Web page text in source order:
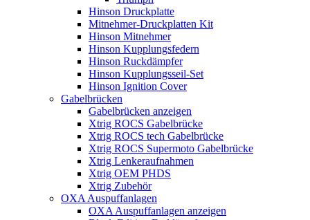
Hinson Druckplatte
Mitnehmer-Druckplatten Kit
Hinson Mitnehmer
Hinson Kupplungsfedern
Hinson Ruckdämpfer
Hinson Kupplungsseil-Set
Hinson Ignition Cover
Gabelbrücken
Gabelbrücken anzeigen
Xtrig ROCS Gabelbrücke
Xtrig ROCS tech Gabelbrücke
Xtrig ROCS Supermoto Gabelbrücke
Xtrig Lenkeraufnahmen
Xtrig OEM PHDS
Xtrig Zubehör
OXA Auspuffanlagen
OXA Auspuffanlagen anzeigen